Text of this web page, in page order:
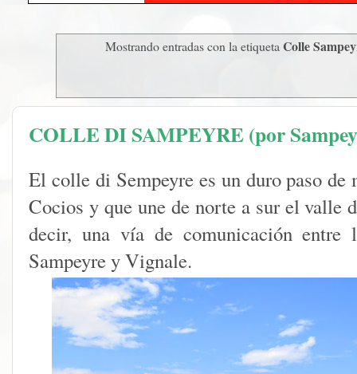
Mostrando entradas con la etiqueta Colle
COLLE DI SAMPEYRE (por
El colle di Sempeyre es un duro paso
Cocios y que une de norte a sur el valle
decir, una vía de comunicación entre
Sampeyre y Vignale.